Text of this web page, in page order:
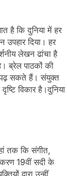
है कि दुनिया में हर
दिया। हर
लेखन ढांचा है
ब्रेल पाठकों की
पढ़ सकते हैं। संयुक्त
विकार है।दुनिया
तक कि संगीत,
19वीं सदी के